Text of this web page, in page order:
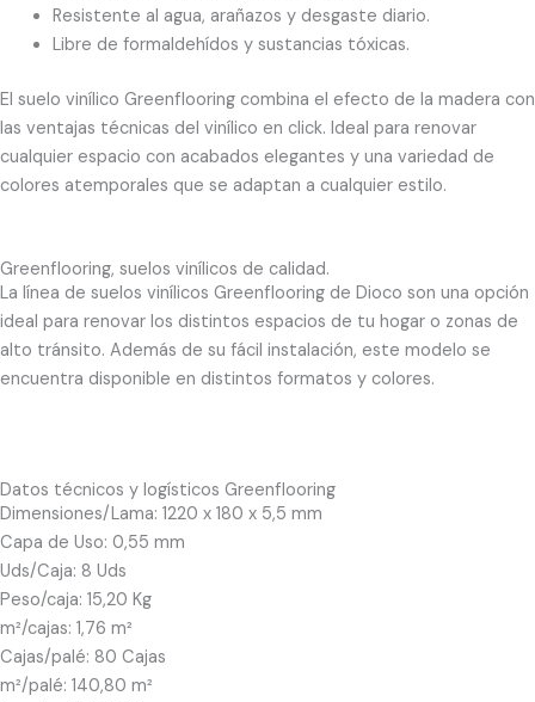
Resistente al agua, arañazos y desgaste diario.
Libre de formaldehídos y sustancias tóxicas.
El suelo vinílico Greenflooring combina el efecto de la madera con
las ventajas técnicas del vinílico en click. Ideal para renovar
cualquier espacio con acabados elegantes y una variedad de
colores atemporales que se adaptan a cualquier estilo.
Greenflooring, suelos vinílicos de calidad.
La línea de suelos vinílicos Greenflooring de Dioco son una opción
ideal para renovar los distintos espacios de tu hogar o zonas de
alto tránsito. Además de su fácil instalación, este modelo se
encuentra disponible en distintos formatos y colores.
Datos técnicos y logísticos Greenflooring
Dimensiones/Lama: 1220 x 180 x 5,5 mm
Capa de Uso: 0,55 mm
Uds/Caja: 8 Uds
Peso/caja: 15,20 Kg
m²/cajas: 1,76 m²
Cajas/palé: 80 Cajas
m²/palé: 140,80 m²